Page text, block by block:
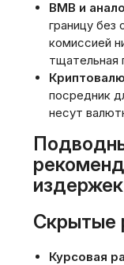
BMB и
границу без
комиссией
тщательная
посредник
несут
издержек
Скрытые
Курсовая